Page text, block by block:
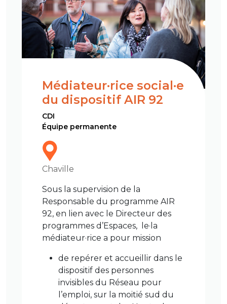
Médiateur·rice social·e
du dispositif AIR 92
CDI
Équipe permanente
Chaville
Sous la supervision de la
Responsable du programme AIR
92, en lien avec le Directeur des
programmes d’Espaces, le·la
médiateur·rice a pour mission
de repérer et accueillir dans le
dispositif des personnes
invisibles du Réseau pour
l’emploi, sur la moitié sud du